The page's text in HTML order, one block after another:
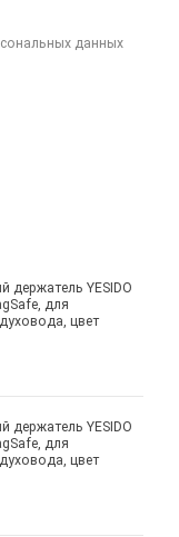
данных
держатель YESIDO
для
цвет
держатель YESIDO
для
цвет